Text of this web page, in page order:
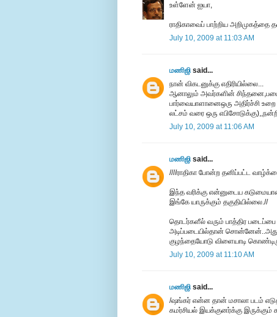
உள்ளேன் ஐயா,
ராதிகாவைப் பாற்றிய அறிமுகத்தை
July 10, 2009 at 11:03 AM
மணிஜி said...
நான் விகடனுக்கு எதிரியில்லை...
ஆனாலும் அவர்களின்
பார்வையாளானைஒரு அதிர்ச்சி உறை
லட்சம் வரை ஒரு
July 10, 2009 at 11:06 AM
மணிஜி said...
////ராதிகா போன்ற தனிப்பட்ட
இந்த வரிக்கு என்னுடைய
இங்கே யாருக்கும் தகுதியில்லை.//
தொடர்களீல் வரும் பாத்திர
அடிப்படையில்தான்
குழந்தையோடு விளையாடி
July 10, 2009 at 11:10 AM
மணிஜி said...
/ஷங்கர் என்ன தான் மசாலா படம்
கமர்சியல் இயக்குனர்க்கு இருக்கும்